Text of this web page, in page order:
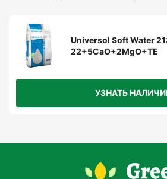
Universol Soft Water
22+5CaO+2MgO+TE
УЗНАТЬ